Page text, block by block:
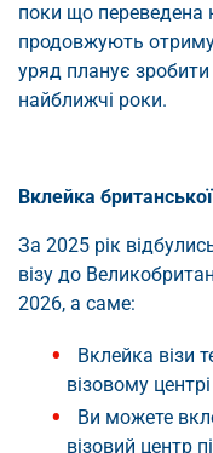
поки що переведена
продовжують
уряд планує зробити
найближчі роки.
Вклейка
За 2025 рік
візу до
2026, а саме:
Вклейка візи
візовому
Ви можете
візовий центр